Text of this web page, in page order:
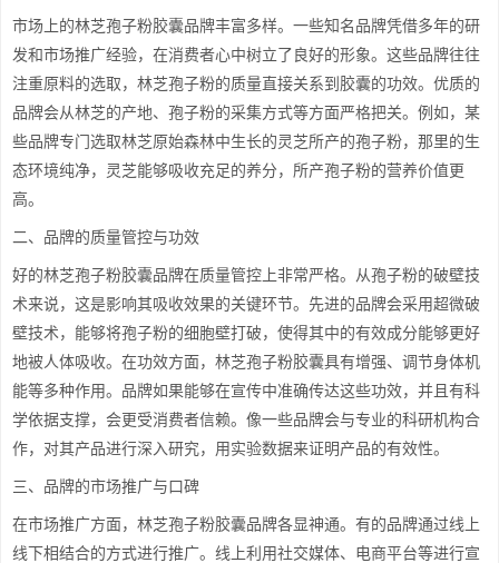
市场上的林芝孢子粉胶囊品牌丰富多样。一些知名品牌凭借多年的研
发和市场推广经验，在消费者心中树立了良好的形象。这些品牌往往
注重原料的选取，林芝孢子粉的质量直接关系到胶囊的功效。优质的
品牌会从林芝的产地、孢子粉的采集方式等方面严格把关。例如，某
些品牌专门选取林芝原始森林中生长的灵芝所产的孢子粉，那里的生
态环境纯净，灵芝能够吸收充足的养分，所产孢子粉的营养价值更
高。
二、品牌的质量管控与功效
好的林芝孢子粉胶囊品牌在质量管控上非常严格。从孢子粉的破壁技
术来说，这是影响其吸收效果的关键环节。先进的品牌会采用超微破
壁技术，能够将孢子粉的细胞壁打破，使得其中的有效成分能够更好
地被人体吸收。在功效方面，林芝孢子粉胶囊具有增强、调节身体机
能等多种作用。品牌如果能够在宣传中准确传达这些功效，并且有科
学依据支撑，会更受消费者信赖。像一些品牌会与专业的科研机构合
作，对其产品进行深入研究，用实验数据来证明产品的有效性。
三、品牌的市场推广与口碑
在市场推广方面，林芝孢子粉胶囊品牌各显神通。有的品牌通过线上
线下相结合的方式进行推广。线上利用社交媒体、电商平台等进行宣